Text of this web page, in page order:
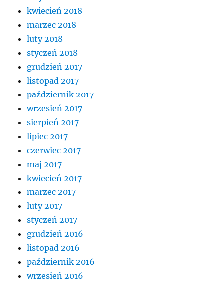
kwiecień 2018
marzec 2018
luty 2018
styczeń 2018
grudzień 2017
listopad 2017
październik 2017
wrzesień 2017
sierpień 2017
lipiec 2017
czerwiec 2017
maj 2017
kwiecień 2017
marzec 2017
luty 2017
styczeń 2017
grudzień 2016
listopad 2016
październik 2016
wrzesień 2016